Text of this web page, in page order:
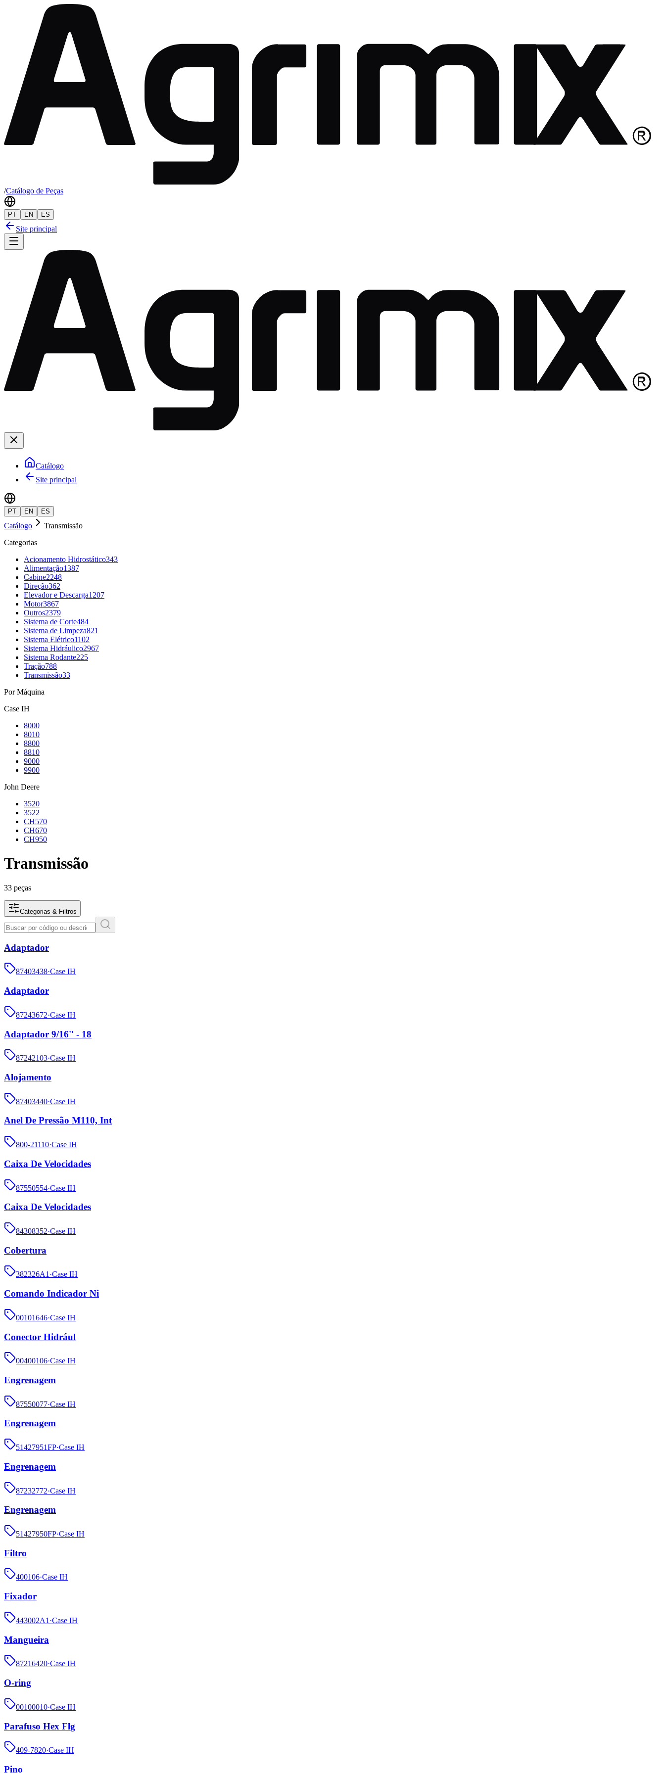
/Catálogo de Peças
PT EN ES
Site principal
Catálogo
Site principal
PT EN ES
Catálogo
Transmissão
Categorias
Acionamento Hidrostático343
Alimentação1387
Cabine2248
Direção362
Elevador e Descarga1207
Motor3867
Outros2379
Sistema de Corte484
Sistema de Limpeza821
Sistema Elétrico1102
Sistema Hidráulico2967
Sistema Rodante225
Tração788
Transmissão33
Por Máquina
Case IH
8000
8010
8800
8810
9000
9900
John Deere
3520
3522
CH570
CH670
CH950
Transmissão
33 peças
Categorias & Filtros
Adaptador
87403438·Case IH
Adaptador
87243672·Case IH
Adaptador 9/16'' - 18
87242103·Case IH
Alojamento
87403440·Case IH
Anel De Pressão M110, Int
800-21110·Case IH
Caixa De Velocidades
87550554·Case IH
Caixa De Velocidades
84308352·Case IH
Cobertura
382326A1·Case IH
Comando Indicador Ni
00101646·Case IH
Conector Hidrául
00400106·Case IH
Engrenagem
87550077·Case IH
Engrenagem
51427951FP·Case IH
Engrenagem
87232772·Case IH
Engrenagem
51427950FP·Case IH
Filtro
400106·Case IH
Fixador
443002A1 ·Case IH
Mangueira
87216420·Case IH
O-ring
00100010·Case IH
Parafuso Hex Flg
409-7820·Case IH
Pino